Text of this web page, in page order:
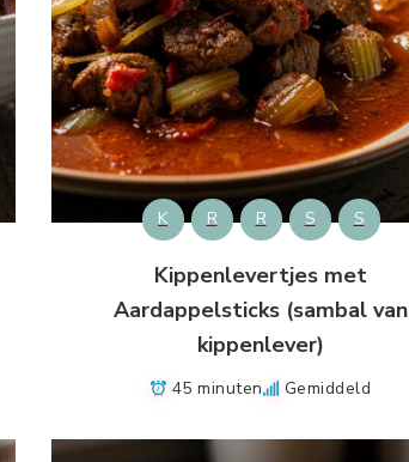
K R R S S
Kippenlevertjes met
Aardappelsticks (sambal van
kippenlever)
45 minuten Gemiddeld